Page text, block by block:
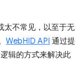
太不常见，以至于无
WebHID API 通过提
辑的方式来解决此